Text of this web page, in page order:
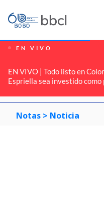
EN VIVO
EN VIVO | Todo listo en
Espriella sea investido
Notas > Noticia